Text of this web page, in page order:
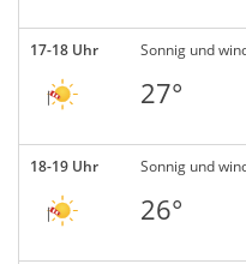
17-18 Uhr Sonnig und
27°
18-19 Uhr Sonnig und
26°